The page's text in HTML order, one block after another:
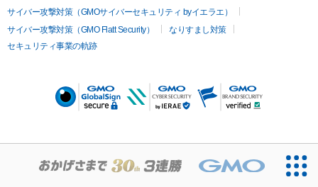
サイバー攻撃対策（GMOサイバーセキュリティ byイエラエ）
サイバー攻撃対策（GMO Flatt Security）
なりすまし対策
セキュリティ事業の軌跡